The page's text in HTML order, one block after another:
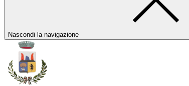
Nascondi la navigazione